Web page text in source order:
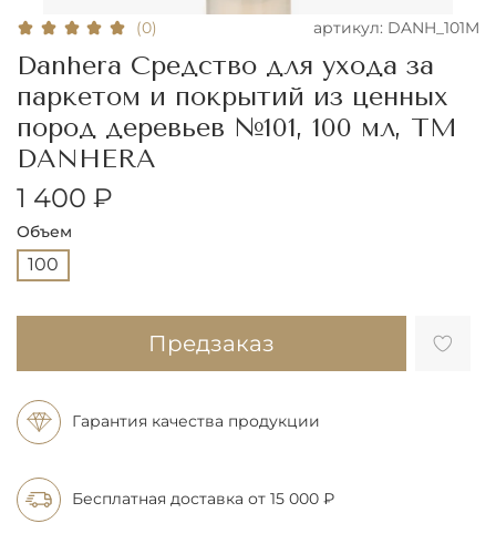
(0) артикул: DANH_101M
Danhera Средство для ухода за
паркетом и покрытий из ценных
пород деревьев №101, 100 мл, ТМ
DANHERA
1 400 ₽
Объем
100
Предзаказ
Гарантия качества продукции
Бесплатная доставка от 15 000 ₽